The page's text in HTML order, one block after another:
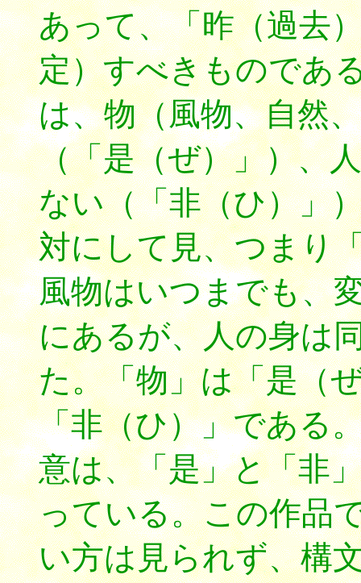
あって、「昨（過去
定）すべきものであ
は、物（風物、自然
（「是（ぜ）」）、
ない（「非（ひ）」
対にして見、つまり
風物はいつまでも、
にあるが、人の身は
た。「物」は「是（
「非（ひ）」である
意は、「是」と「非
っている。この作品
い方は見られず、構